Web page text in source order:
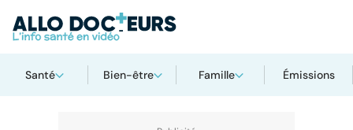
Santé Bien-être Famille Émissions